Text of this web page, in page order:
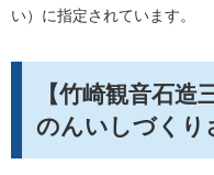
い）に指定されています。
【竹崎観音石
のんいしづくり